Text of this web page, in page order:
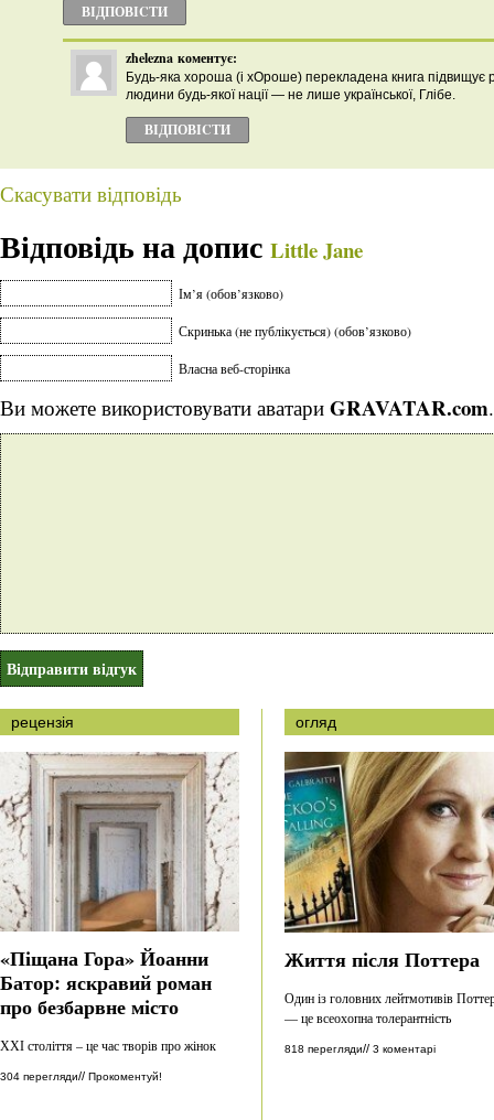
ВІДПОВІCТИ
zhelezna коментує:
Будь-яка хороша (і хОроше) перекладена книга підвищує
людини будь-якої нації — не лише української, Глібе.
ВІДПОВІCТИ
Скасувати відповідь
Відповідь на допис Little Jane
Ім’я (обов’язково)
Скринька (не публікується) (обов’язково)
Власна веб-сторінка
Ви можете використовувати аватари GRAVATAR.com.
рецензія
«Піщана Гора» Йоанни
Батор: яскравий роман
про безбарвне місто
ХХІ століття – це час творів про жінок
304 перегляди// Прокоментуй!
огляд
Життя після Поттера
Один із головних лейтмотивів
— це всеохопна толерантність
818 перегляди// 3 коментарі